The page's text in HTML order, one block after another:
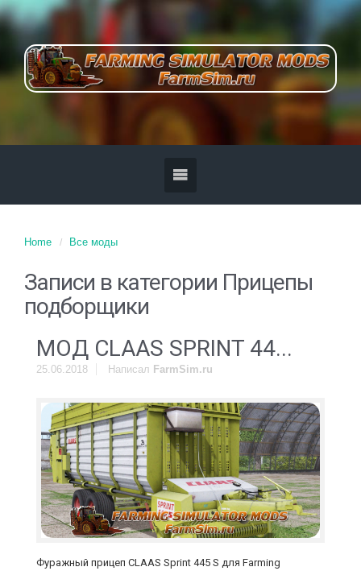
Home Все моды
Записи в категории Прицепы
подборщики
МОД CLAAS SPRINT 44...
25.06.2018 Написал FarmSim.ru
Фуражный прицеп CLAAS Sprint 445 S для Farming